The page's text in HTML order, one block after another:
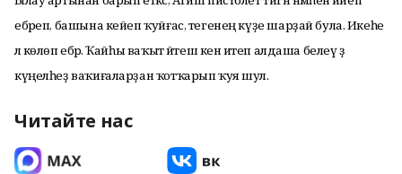
ебәреп, башына кейеп ҡуйғас, тегенең күҙе шарҙай була. Икеһе
лә көлөп ебәрә. Ҡайһы ваҡыт йәтеш кенә итеп алдаша белеү ҙә
күңелһеҙ ваҡиғаларҙан ҡотҡарып ҡуя шул.
Читайте нас